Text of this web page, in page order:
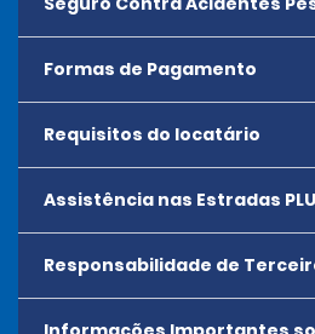
Formas de Pagamento
Requisitos do locatário
Todos os motoristas devem
idade mínima da agência.
Os locatários devem apresentar
aceito que esteja em nome do
Assistência nas Estradas
Responsabilidade de